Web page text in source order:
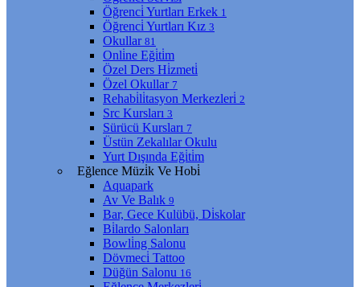
Öğrenci̇ Yurtları Erkek 1
Öğrenci̇ Yurtları Kız 3
Okullar 81
Onli̇ne Eği̇ti̇m
Özel Ders Hi̇zmeti̇
Özel Okullar 7
Rehabi̇li̇tasyon Merkezleri̇ 2
Src Kursları 3
Sürücü Kursları 7
Üstün Zekalılar Okulu
Yurt Dışında Eği̇ti̇m
Eğlence Müzi̇k Ve Hobi̇
Aquapark
Av Ve Balık 9
Bar, Gece Kulübü, Di̇skolar
Bi̇lardo Salonları
Bowli̇ng Salonu
Dövmeci̇ Tattoo
Düğün Salonu 16